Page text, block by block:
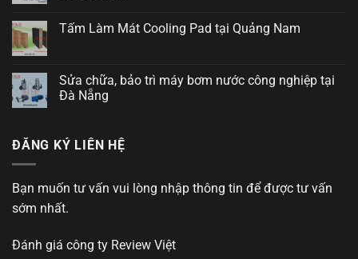
Tấm Làm Mát Cooling Pad tại Quảng Nam
Sửa chữa, bảo trì máy bơm nước công nghiệp tại
Đà Nẵng
ĐĂNG KÝ LIÊN HỆ
Bạn muốn tư vấn vui lòng nhập thông tin để được tư vấn
sớm nhất.
Đánh giá công ty Review Việt